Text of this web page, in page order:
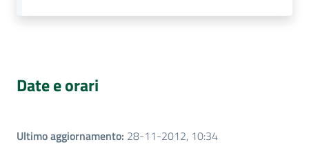
Date e orari
Ultimo aggiornamento: 28-11-2012, 10:34